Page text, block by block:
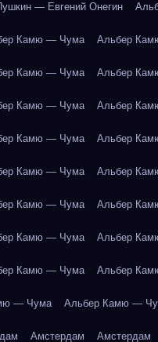
— Евгений Онегин
Камю — Чума Альбер
Камю — Чума Альбер
Камю — Чума Альбер
Камю — Чума Альбер
Камю — Чума Альбер
Камю — Чума Альбер
Камю — Чума Альбер
Камю — Чума Альбер
— Чума Альбер Камю —
Амстердам Амстердам